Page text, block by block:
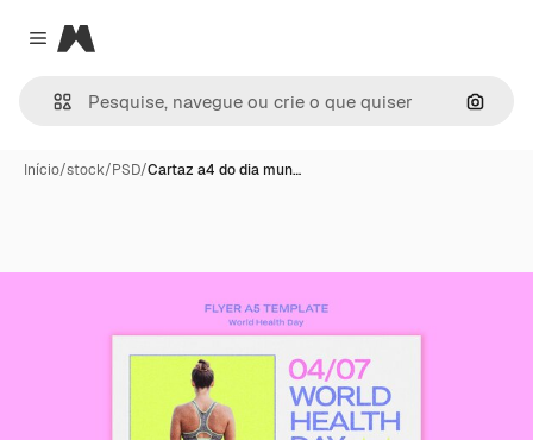
Close menu
Magnific
Início/stock/PSD/Cartaz a4 do dia mun…